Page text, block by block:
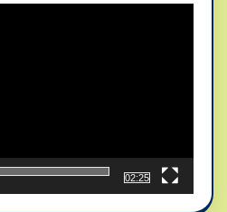
02:25